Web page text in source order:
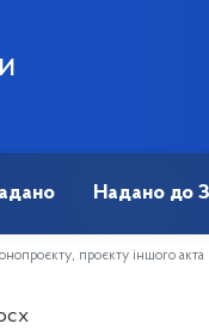
Надано до
проєкту іншого акта